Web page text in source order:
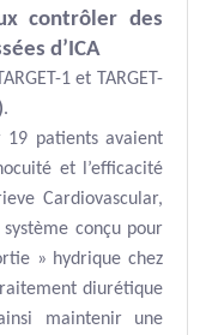
contrôler des
d’ICA
1 et TARGET-
.
19 patients avaient
et l’efficacité
Cardiovascular,
conçu pour
» hydrique chez
diurétique
maintenir une